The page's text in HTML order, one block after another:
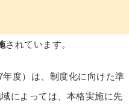
されています。
度）は、制度化に向けた準
によっては、本格実施に先